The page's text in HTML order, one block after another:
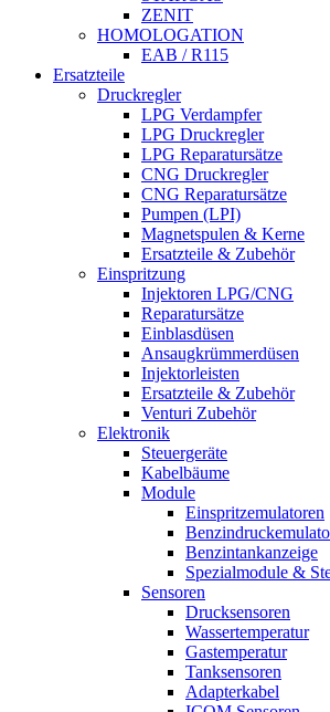
ZENIT
HOMOLOGATION
EAB / R115
Ersatzteile
Druckregler
LPG Verdampfer
LPG Druckregler
LPG Reparatursätze
CNG Druckregler
CNG Reparatursätze
Pumpen (LPI)
Magnetspulen & Kerne
Ersatzteile & Zubehör
Einspritzung
Injektoren LPG/CNG
Reparatursätze
Einblasdüsen
Ansaugkrümmerdüsen
Injektorleisten
Ersatzteile & Zubehör
Venturi Zubehör
Elektronik
Steuergeräte
Kabelbäume
Module
Einspritzemulatoren
Benzintankanzeige
Spezialmodule &
Sensoren
Drucksensoren
Wassertemperatur
Gastemperatur
Tanksensoren
Adapterkabel